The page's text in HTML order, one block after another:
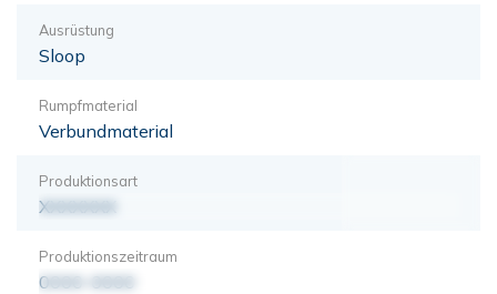
Ausrüstung
Sloop
Rumpfmaterial
Verbundmaterial
Produktionsart
XXXXXXX
Produktionszeitraum
0000-0000